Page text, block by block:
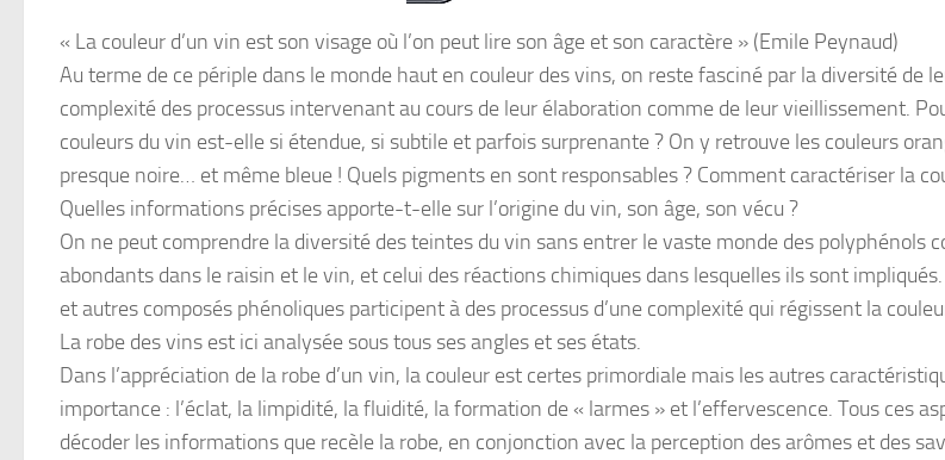
« La couleur d’un vin est son visage où l’on peut lire son âge et son caractère » (Emile Peynaud)
Au terme de ce périple dans le monde haut en couleur des vins, on reste fasciné par la diversité de
complexité des processus intervenant au cours de leur élaboration comme de leur vieillissement.
couleurs du vin est-elle si étendue, si subtile et parfois surprenante ? On y retrouve les couleurs
presque noire… et même bleue ! Quels pigments en sont responsables ? Comment caractériser la
Quelles informations précises apporte-t-elle sur l’origine du vin, son âge, son vécu ?
On ne peut comprendre la diversité des teintes du vin sans entrer le vaste monde des polyphénols
abondants dans le raisin et le vin, et celui des réactions chimiques dans lesquelles ils sont
et autres composés phénoliques participent à des processus d’une complexité qui régissent la
La robe des vins est ici analysée sous tous ses angles et ses états.
Dans l’appréciation de la robe d’un vin, la couleur est certes primordiale mais les autres
importance : l’éclat, la limpidité, la fluidité, la formation de « larmes » et l’effervescence. Tous ces
décoder les informations que recèle la robe, en conjonction avec la perception des arômes et des